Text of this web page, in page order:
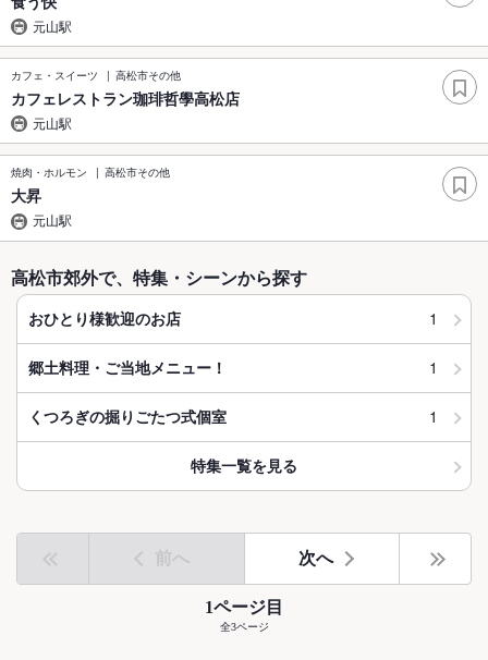
元山駅
カフェ・スイーツ 高松市その他
カフェレストラン珈琲哲學高松店
元山駅
焼肉・ホルモン 高松市その他
大昇
元山駅
高松市郊外で、特集・シーンから探す
おひとり様歓迎のお店 1
郷土料理・ご当地メニュー！ 1
くつろぎの掘りごたつ式個室 1
特集一覧を見る
前へ 次へ
1ページ目
全3ページ